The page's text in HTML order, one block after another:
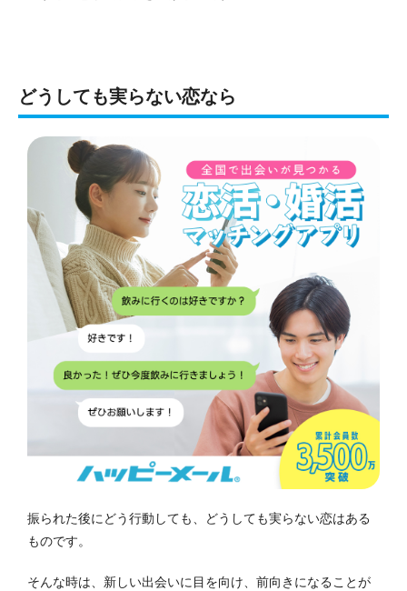
どうしても実らない恋なら
振られた後にどう行動しても、どうしても実らない恋はある
ものです。
そんな時は、新しい出会いに目を向け、前向きになることが